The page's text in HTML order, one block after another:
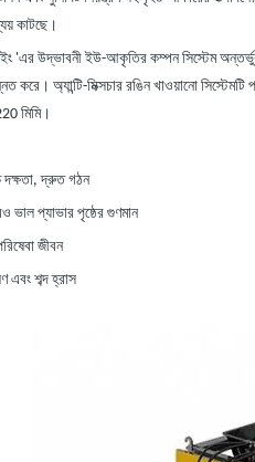
কাটছে।
'এর উদ্ভাবনী ইউ-আকৃতির কম্পন সিস্টেম
করে। অ্যান্টি-মিক্সচার রঙিন খাওয়ানো
মিমি।
দ্রুত গঠন
ভাল প্যাভার পৃষ্ঠের গুণমান
জীবন
শব্দ হ্রাস